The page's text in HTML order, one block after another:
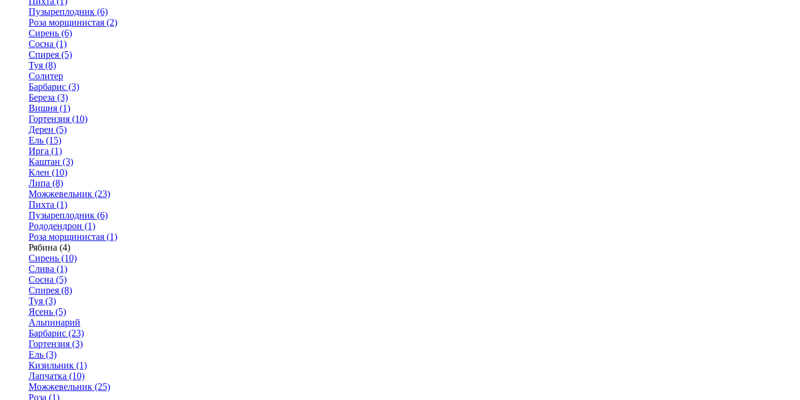
Пузыреплодник (6)
Роза морщинистая (2)
Сирень (6)
Сосна (1)
Спирея (5)
Туя (8)
Солитер
Барбарис (3)
Береза (3)
Вишня (1)
Гортензия (10)
Дерен (5)
Ель (15)
Ирга (1)
Каштан (3)
Клен (10)
Липа (8)
Можжевельник (23)
Пихта (1)
Пузыреплодник (6)
Рододендрон (1)
Роза морщинистая (1)
Рябина (4)
Сирень (10)
Слива (1)
Сосна (5)
Спирея (8)
Туя (3)
Ясень (5)
Альпинарий
Барбарис (23)
Гортензия (3)
Ель (3)
Кизильник (1)
Лапчатка (10)
Можжевельник (25)
Роза (1)